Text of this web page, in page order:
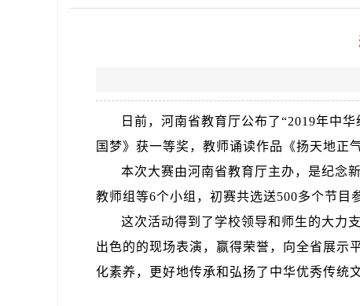
日前，河南省教育厅公布了“2019年中
国梦》获一等奖，教师诵读作品《扬天地正
本次大赛由河南省教育厅主办，是纪念
教师组等6个小组，初赛共选送500多个节目
这次活动得到了学校领导和师生的大力
出色的的现场表演，赢得荣誉，向全省展示
化素养，更好地传承和弘扬了中华优秀传统